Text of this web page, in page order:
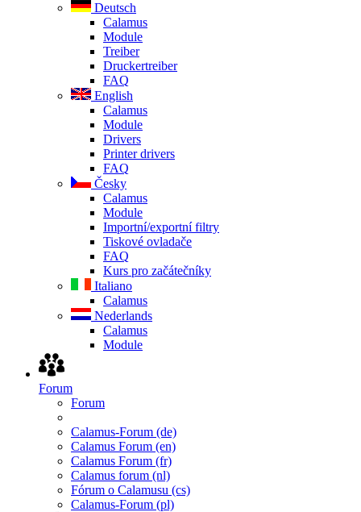
Deutsch
Calamus
Module
Treiber
Druckertreiber
FAQ
English
Calamus
Module
Drivers
Printer drivers
FAQ
Česky
Calamus
Module
Importní/exportní filtry
Tiskové ovladače
FAQ
Kurs pro začátečníky
Italiano
Calamus
Nederlands
Calamus
Module
Forum
Forum
Calamus-Forum (de)
Calamus Forum (en)
Calamus Forum (fr)
Calamus forum (nl)
Fórum o Calamusu (cs)
Calamus-Forum (pl)